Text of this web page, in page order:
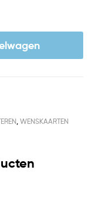
WENSKAARTEN